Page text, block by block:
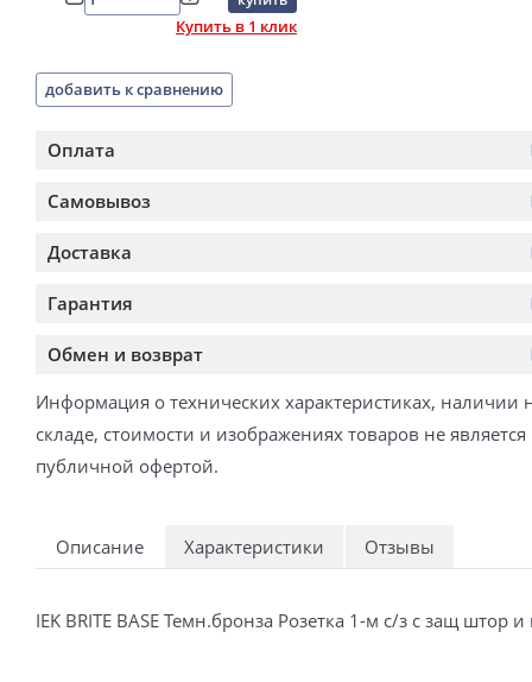
Купить в 1 клик
добавить к сравнению
Оплата
Самовывоз
Доставка
Гарантия
Обмен и возврат
Информация о технических характеристиках, наличии
складе, стоимости и изображениях товаров не является
публичной офертой.
Описание Характеристики Отзывы
IEK BRITE BASE Темн.бронза Розетка 1-м с/з с защ